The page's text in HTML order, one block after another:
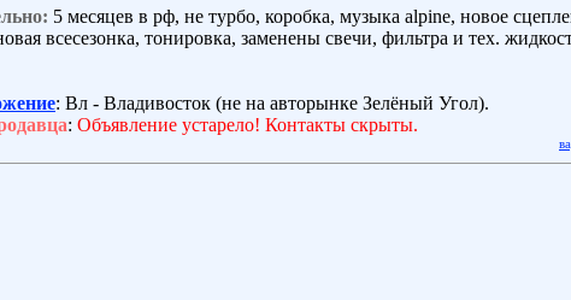
5 месяцев в рф, не турбо, коробка, музыка alpine, новое
всесезонка, тонировка, заменены свечи, фильтра и тех.
: Вл - Владивосток (не на авторынке Зелёный Угол).
: Объявление устарело! Контакты скрыты.